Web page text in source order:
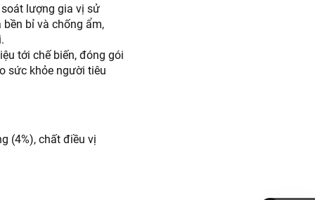
lượng gia vị sử
bỉ và chống ẩm,
tới chế biến, đóng gói
sức khỏe người tiêu
(4%), chất điều vị